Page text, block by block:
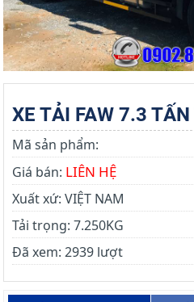
XE TẢI FAW 7.3
Mã sản phẩm:
Giá bán: LIÊN HỆ
Xuất xứ: VIỆT NAM
Tải trọng: 7.250KG
Đã xem: 2939 lượt